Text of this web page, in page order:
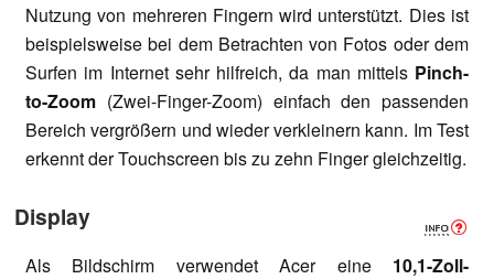
Nutzung von mehreren Fingern wird unterstützt. Dies ist
beispielsweise bei dem Betrachten von Fotos oder dem
Surfen im Internet sehr hilfreich, da man mittels Pinch-
to-Zoom (Zwei-Finger-Zoom) einfach den passenden
Bereich vergrößern und wieder verkleinern kann. Im Test
erkennt der Touchscreen bis zu zehn Finger gleichzeitig.
Display
Als Bildschirm verwendet Acer eine 10,1-Zoll-